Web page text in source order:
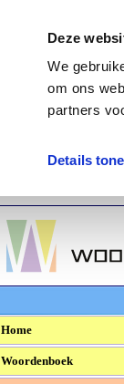
Deze
We
om ons
partners
Details
Woordenboek.NU
Home
Woordenboek